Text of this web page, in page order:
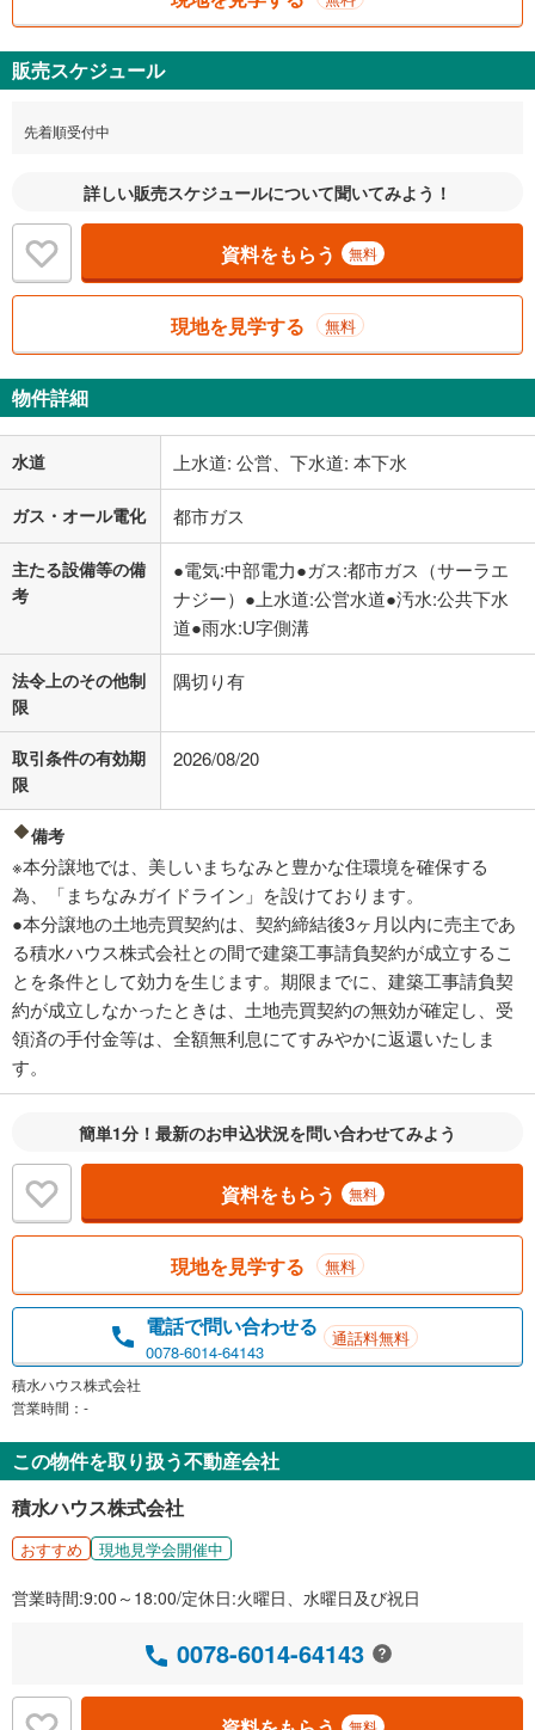
販売スケジュール
先着順受付中
詳しい販売スケジュールについて聞いてみよう！
資料をもらう 無料
現地を見学する 無料
物件詳細
水道 上水道: 公営、下水道: 本下水
ガス・オール電化 都市ガス
主たる設備等の備
考
●電気:中部電力●ガス:都市ガス（サーラエ
ナジー）●上水道:公営水道●汚水:公共下水
道●雨水:U字側溝
法令上のその他制
限
隅切り有
取引条件の有効期
限
2026/08/20
備考
※本分譲地では、美しいまちなみと豊かな住環境を確保する
為、「まちなみガイドライン」を設けております。
●本分譲地の土地売買契約は、契約締結後3ヶ月以内に売主であ
る積水ハウス株式会社との間で建築工事請負契約が成立するこ
とを条件として効力を生じます。期限までに、建築工事請負契
約が成立しなかったときは、土地売買契約の無効が確定し、受
領済の手付金等は、全額無利息にてすみやかに返還いたしま
す。
簡単1分！最新のお申込状況を問い合わせてみよう
資料をもらう 無料
現地を見学する 無料
電話で問い合わせる
0078-6014-64143
通話料無料
積水ハウス株式会社
営業時間：-
この物件を取り扱う不動産会社
積水ハウス株式会社
おすすめ 現地見学会開催中
営業時間:9:00～18:00/定休日:火曜日、水曜日及び祝日
0078-6014-64143